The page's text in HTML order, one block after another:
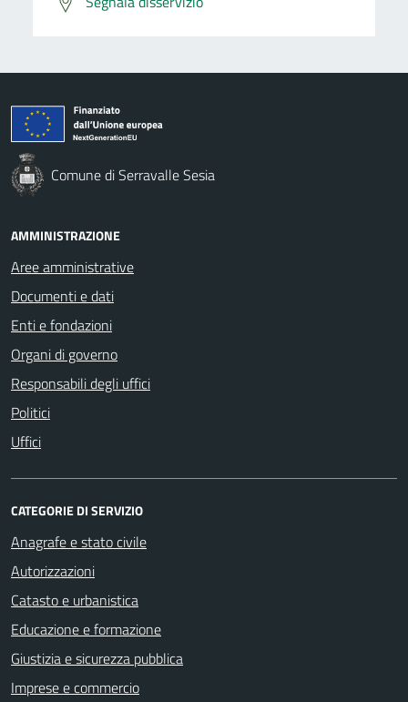
Comune di Serravalle Sesia
AMMINISTRAZIONE
Aree amministrative
Documenti e dati
Enti e fondazioni
Organi di governo
Responsabili degli uffici
Politici
Uffici
CATEGORIE DI SERVIZIO
Anagrafe e stato civile
Autorizzazioni
Catasto e urbanistica
Educazione e formazione
Giustizia e sicurezza pubblica
Imprese e commercio